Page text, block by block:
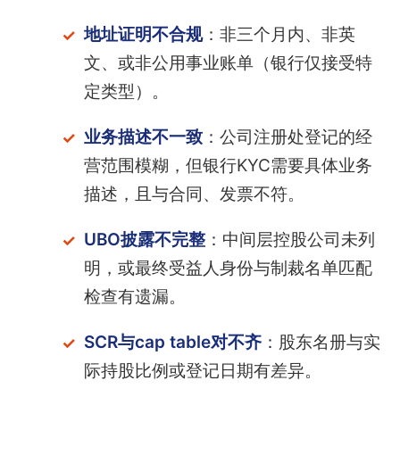
地址证明不合规：非三个月内、非英
文、或非公用事业账单（银行仅接受特
定类型）。
业务描述不一致：公司注册处登记的经
营范围模糊，但银行KYC需要具体业务
描述，且与合同、发票不符。
UBO披露不完整：中间层控股公司未列
明，或最终受益人身份与制裁名单匹配
检查有遗漏。
SCR与cap table对不齐：股东名册与实
际持股比例或登记日期有差异。